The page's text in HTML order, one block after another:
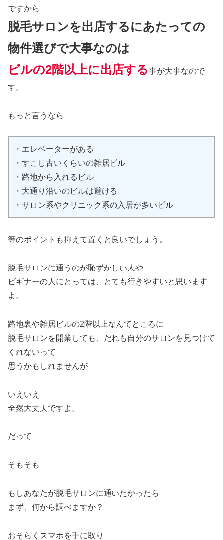
ですから
脱毛サロンを出店するにあたっての
物件選びで大事なのは
ビルの2階以上に出店する事が大事なので
す。
もっと言うなら
・エレベーターがある
・すこし古いくらいの雑居ビル
・路地から入れるビル
・大通り沿いのビルは避ける
・サロン系やクリニック系の入居が多いビル
等のポイントも抑えて置くと良いでしょう。
脱毛サロンに通うのが恥ずかしい人や
ビギナーの人にとっては、とても行きやすいと思います
よ。
路地裏や雑居ビルの2階以上なんてところに
脱毛サロンを開業しても、だれも自分のサロンを見つけて
くれないって
思うかもしれませんが
いえいえ
全然大丈夫ですよ。
だって
そもそも
もしあなたが脱毛サロンに通いたかったら
まず、何から調べますか？
おそらくスマホを手に取り